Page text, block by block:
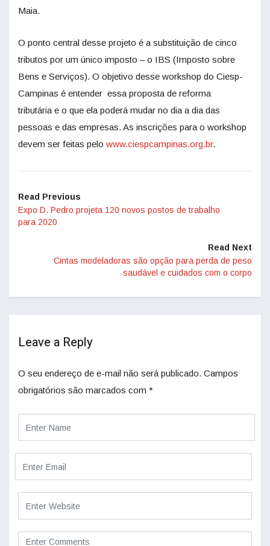
Maia.
O ponto central desse projeto é a substituição de cinco
tributos por um único imposto – o IBS (Imposto sobre
Bens e Serviços). O objetivo desse workshop do Ciesp-
Campinas é entender essa proposta de reforma
tributária e o que ela poderá mudar no dia a dia das
pessoas e das empresas. As inscrições para o workshop
devem ser feitas pelo www.ciespcampinas.org.br.
Read Previous
Expo D. Pedro projeta 120 novos postos de trabalho
para 2020
Read Next
Cintas modeladoras são opção para perda de peso
saudável e cuidados com o corpo
Leave a Reply
O seu endereço de e-mail não será publicado. Campos
obrigatórios são marcados com *